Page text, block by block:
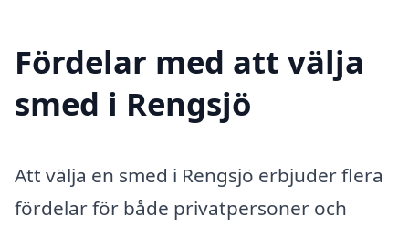
Fördelar med att välja
smed i Rengsjö
Att välja en smed i Rengsjö erbjuder flera
fördelar för både privatpersoner och